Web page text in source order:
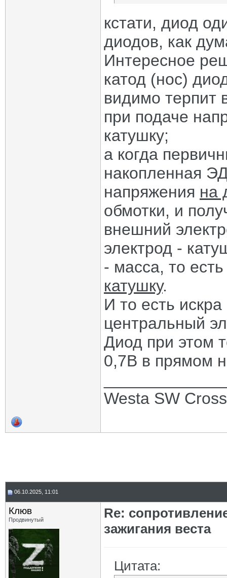
кстати, диод
диодов, как
Интересное
катод (нос)
видимо терпит
при подаче
катушку;
а когда
накопленная
напряжения на
обмотки, и
внешний
электрод -
- масса, то
катушку.
И то есть искра
центральный
Диод при этом
0,7В в прямом
Westa SW
06.10.2025, 11:01
Клюв
Продвинутый
Re:
зажигания веста
Цитата: